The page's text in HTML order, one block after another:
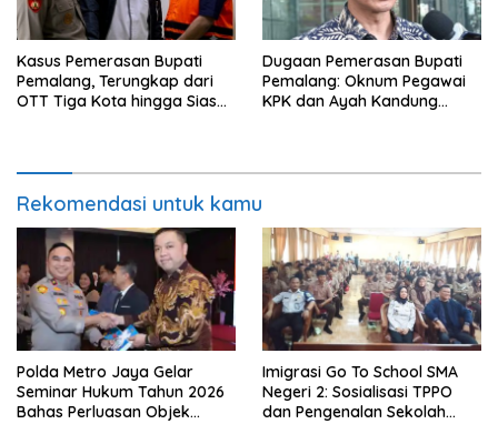
Kasus Pemerasan Bupati
Pemalang, Terungkap dari
OTT Tiga Kota hingga Siasat
Dugaan Pemerasan Bupati
Pemalang: Oknum Pegawai
KPK dan Ayah Kandung
Rekomendasi untuk kamu
Polda Metro Jaya Gelar
Seminar Hukum Tahun 2026
Bahas Perluasan Objek
Imigrasi Go To School SMA
Negeri 2: Sosialisasi TPPO
dan Pengenalan Sekolah